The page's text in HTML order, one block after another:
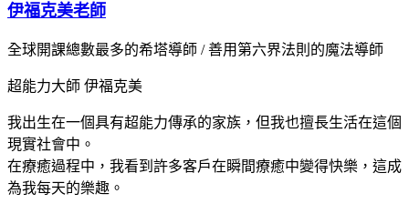
伊福克美老師
全球開課總數最多的希塔導師 / 善用第六界法則的魔法導師
超能力大師 伊福克美
我出生在一個具有超能力傳承的家族，但我也擅長生活在這個
現實社會中。
在療癒過程中，我看到許多客戶在瞬間療癒中變得快樂，這成
為我每天的樂趣。